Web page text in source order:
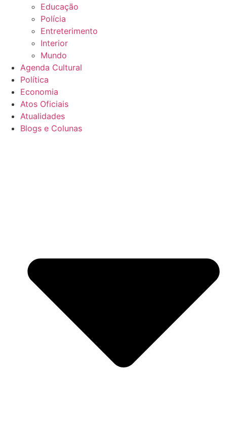
Educação
Polícia
Entreterimento
Interior
Mundo
Agenda Cultural
Política
Economia
Atos Oficiais
Atualidades
Blogs e Colunas